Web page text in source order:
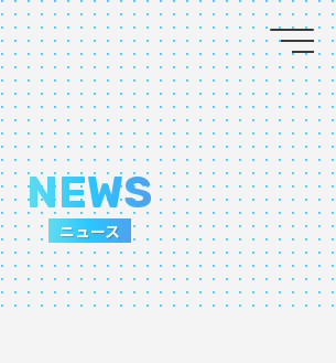
NEWS
ニュース